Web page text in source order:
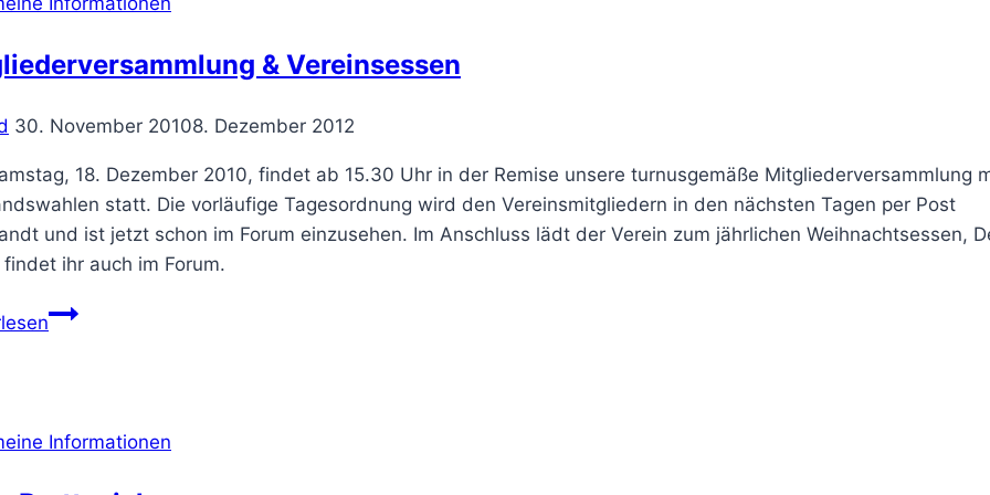
& Vereinsessen
30. November 20108. Dezember 2012
18. Dezember 2010, findet ab 15.30 Uhr in der Remise unsere turnusgemäße Mitgliederversammlung
statt. Die vorläufige Tagesordnung wird den Vereinsmitgliedern in den nächsten Tagen per Post
und ist jetzt schon im Forum einzusehen. Im Anschluss lädt der Verein zum jährlichen Weihnachtsessen,
ihr auch im Forum.
Mitgliederversammlung
Informationen